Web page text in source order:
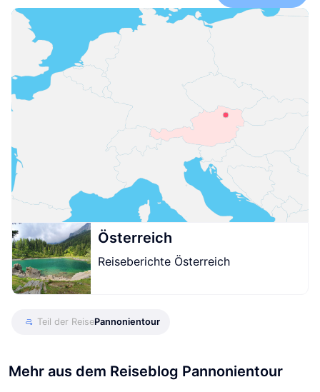
Österreich
Reiseberichte Österreich
Teil der ReisePannonientour
Mehr aus dem Reiseblog Pannonientour